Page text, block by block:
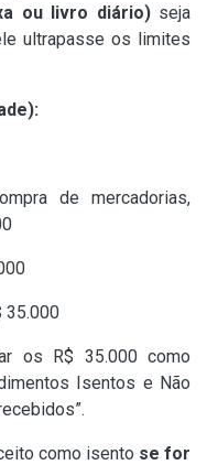
ou livro diário)seja
ultrapasse os limites
de mercadorias,
35.000
os R$ 35.000 como
Isentos e Não
como isento se for